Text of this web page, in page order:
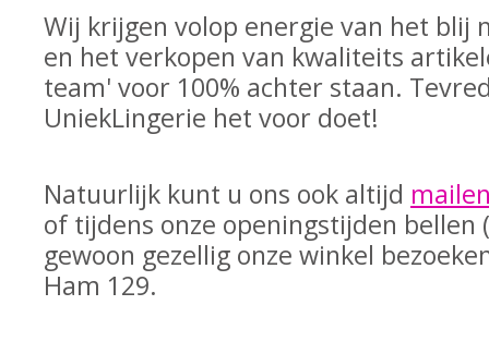
Wij krijgen volop energie van het blij
en het verkopen van kwaliteits
team' voor 100% achter staan.
UniekLingerie het voor doet!
Natuurlijk kunt u ons ook altijd
of tijdens onze openingstijden bellen
gewoon gezellig onze winkel
Ham 129.